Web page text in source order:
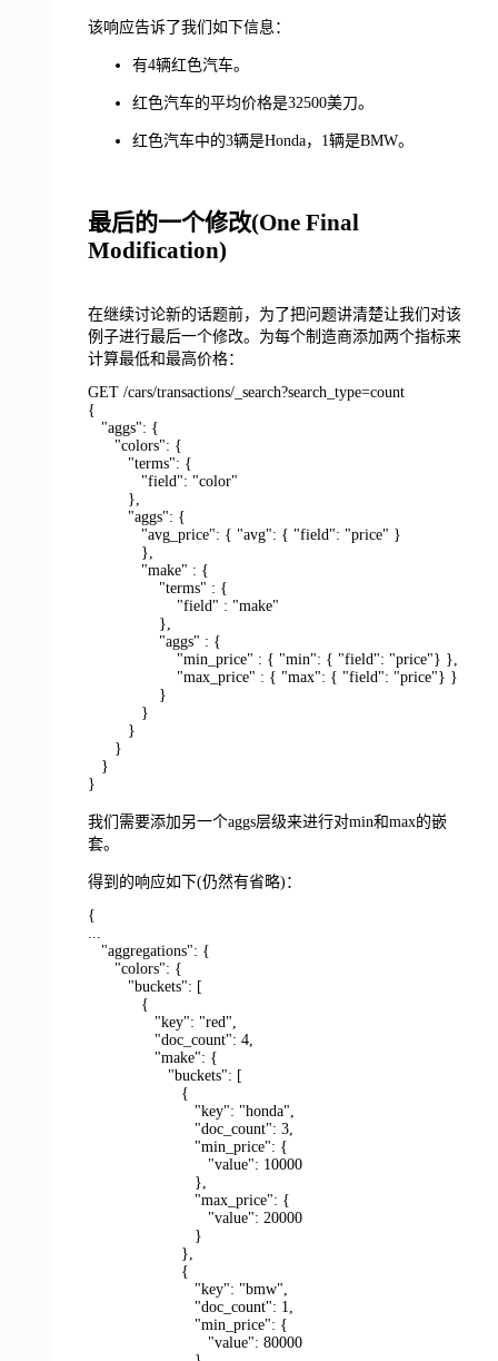
该响应告诉了我们如下信息：
有4辆红色汽车。
红色汽车的平均价格是32500美刀。
红色汽车中的3辆是Honda，1辆是BMW。
最后的一个修改(One Final
Modification)
在继续讨论新的话题前，为了把问题讲清楚让我们对该
例子进行最后一个修改。为每个制造商添加两个指标来
计算最低和最高价格：
GET /cars/transactions/_search?search_type=count
{
"aggs": {
"colors": {
"terms": {
"field": "color"
},
"aggs": {
"avg_price": { "avg": { "field": "price" }
},
"make" : {
"terms" : {
"field" : "make"
},
"aggs" : {
"min_price" : { "min": { "field": "price"} },
"max_price" : { "max": { "field": "price"} }
}
}
}
}
}
}
我们需要添加另一个aggs层级来进行对min和max的嵌
套。
得到的响应如下(仍然有省略)：
{
...
"aggregations": {
"colors": {
"buckets": [
{
"key": "red",
"doc_count": 4,
"make": {
"buckets": [
{
"key": "honda",
"doc_count": 3,
"min_price": {
"value": 10000
},
"max_price": {
"value": 20000
}
},
{
"key": "bmw",
"doc_count": 1,
"min_price": {
"value": 80000